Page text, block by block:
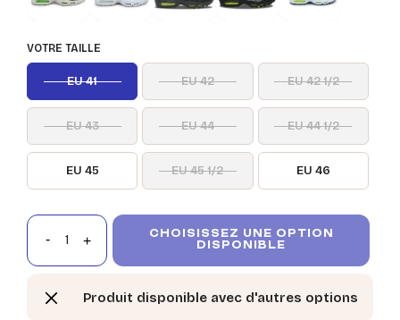
VOTRE TAILLE
EU 41 EU 42 EU 42 1/2
EU 43 EU 44 EU 44 1/2
EU 45 EU 45 1/2 EU 46
CHOISISSEZ UNE OPTION
DISPONIBLE
Produit disponible avec d'autres options